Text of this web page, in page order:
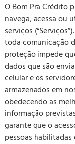
O Bom Pra Crédito
navega, acessa ou
serviços
toda comunicação
proteção impede
dados que são
celular e os
armazenados em
obedecendo as
informação
garante que o
pessoas habilitadas